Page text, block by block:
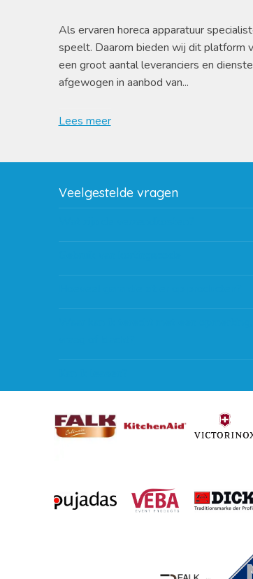
Als ervaren horeca apparatuur
speelt. Daarom bieden wij dit platform
een groot aantal leveranciers en
afgewogen in aanbod van...
Lees meer
Veelgestelde vragen